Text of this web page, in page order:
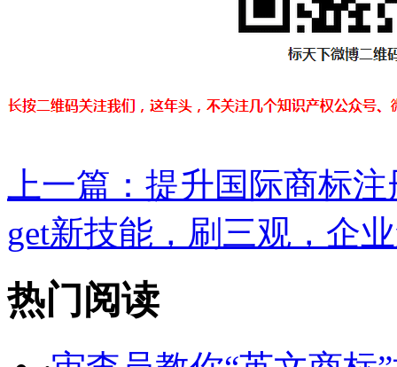
上一篇： 提升国际商标
get新技能，刷三观，企
热门阅读